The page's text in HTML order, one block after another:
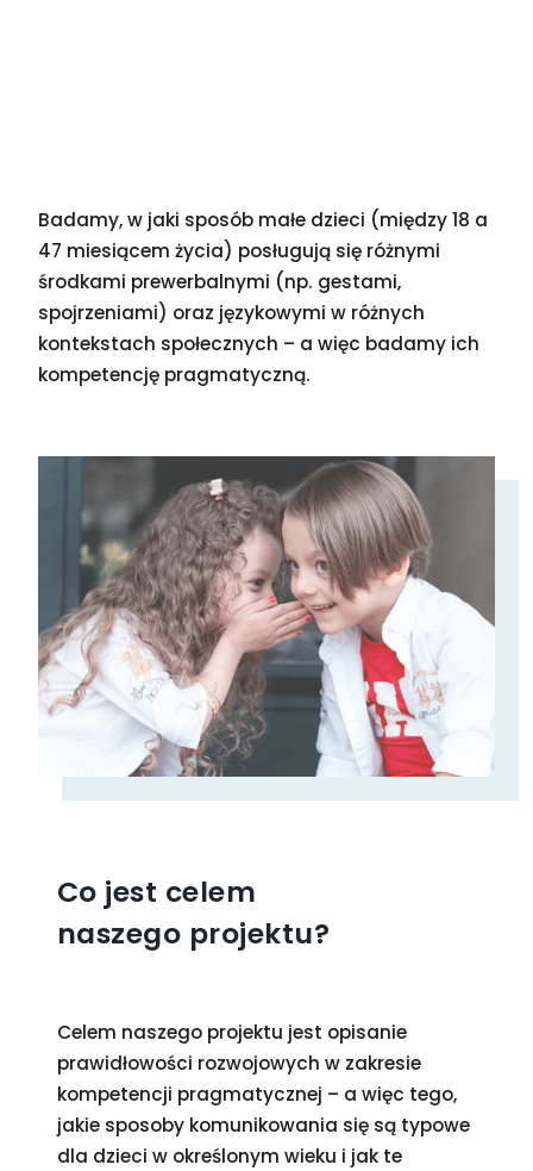
Badamy, w jaki sposób małe dzieci (między 18 a
47 miesiącem życia) posługują się różnymi
środkami prewerbalnymi (np. gestami,
spojrzeniami) oraz językowymi w różnych
kontekstach społecznych – a więc badamy ich
kompetencję pragmatyczną.
Co jest celem
naszego projektu?
Celem naszego projektu jest opisanie
prawidłowości rozwojowych w zakresie
kompetencji pragmatycznej – a więc tego,
jakie sposoby komunikowania się są typowe
dla dzieci w określonym wieku i jak te